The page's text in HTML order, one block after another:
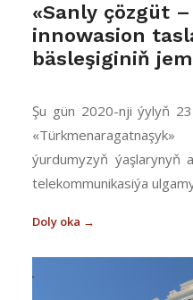
«Sanly çözgüt
innowasion
bäsleşiginiň
Şu gün 2020-nji ýylyň
ýurdumyzyň ýaşlarynyň
telekommunikasiýa
Doly oka →